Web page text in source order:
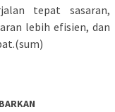
tepat sasaran,
lebih efisien, dan